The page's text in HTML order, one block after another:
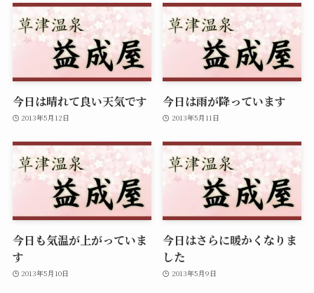
今日は晴れて良い天気です
2013年5月12日
今日は雨が降っています
2013年5月11日
今日も気温が上がっていま
す
2013年5月10日
今日はさらに暖かくなりま
した
2013年5月9日